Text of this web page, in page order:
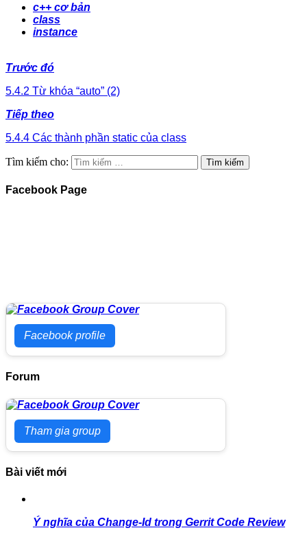
c++ cơ bản
class
instance
Trước đó
5.4.2 Từ khóa “auto” (2)
Tiếp theo
5.4.4 Các thành phần static của class
Tìm kiếm cho:
Facebook Page
Facebook profile
Forum
Tham gia group
Bài viết mới
Ý nghĩa của Change-Id trong Gerrit Code Review